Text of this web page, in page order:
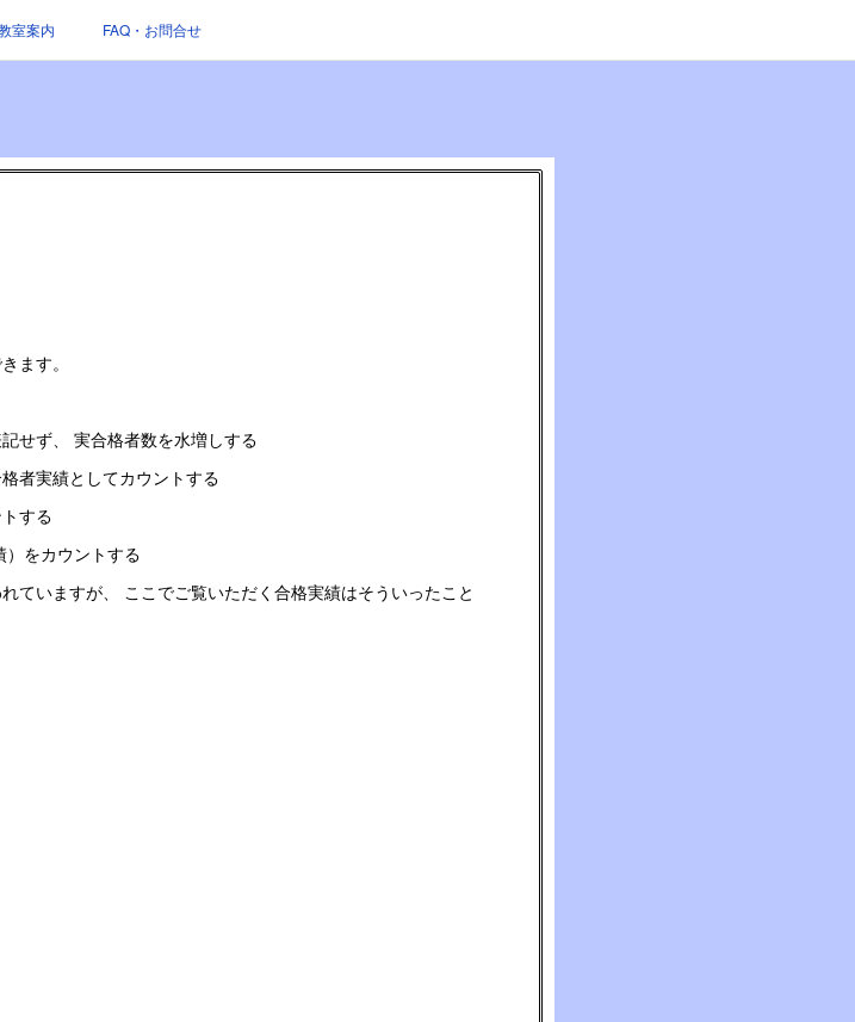
室案内 FAQ・お問合せ
ます。
せず、 実合格者数を水増しする
者実績としてカウントする
する
）をカウントする
ていますが、 ここでご覧いただく合格実績はそういったこと